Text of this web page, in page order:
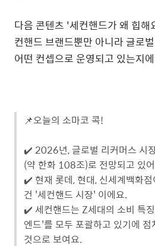
다음 콘텐츠 '세컨핸드가 왜 힙해
컨핸드 브랜드뿐만 아니라 글로
어떤 컨셉으로 운영되고 있는지
📌오늘의 소마코 콕!
✔️ 2026년, 글로벌 리커머스 시
(약 한화 108조)로 전망되고 있
✔️ 현재 롯데, 현대, 신세계백화
건 '세컨핸드 시장' 이에요.
✔️ 세컨핸드는 Z세대의 소비 특
엔드'를 모두 포괄하고 있기에
것으로 보여요.